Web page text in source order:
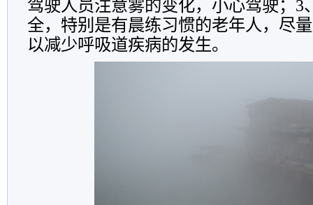
驾驶人员注意雾的变化，小心驾驶；3
全，特别是有晨练习惯的老年人，尽
以减少呼吸道疾病的发生。